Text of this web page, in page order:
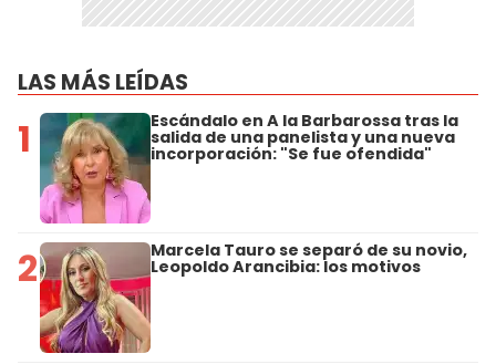
LAS MÁS LEÍDAS
1 Escándalo en A la Barbarossa tras la
salida de una panelista y una nueva
incorporación: "Se fue ofendida"
2 Marcela Tauro se separó de su novio,
Leopoldo Arancibia: los motivos